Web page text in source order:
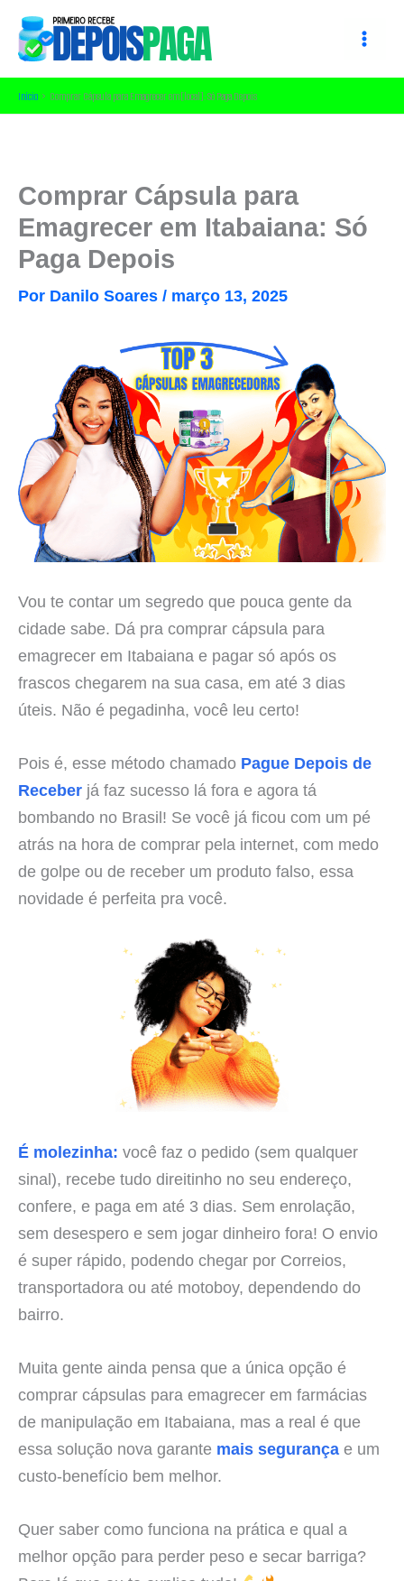
para
conteúdo
Início Comprar Cápsula para Emagrecer em [local]: Só Paga Depois
Comprar Cápsula para
Emagrecer em Itabaiana: Só
Paga Depois
Por Danilo Soares / março 13, 2025
Vou te contar um segredo que pouca gente da
cidade sabe. Dá pra comprar cápsula para
emagrecer em Itabaiana e pagar só após os
frascos chegarem na sua casa, em até 3 dias
úteis. Não é pegadinha, você leu certo!
Pois é, esse método chamado Pague Depois de
Receber já faz sucesso lá fora e agora tá
bombando no Brasil! Se você já ficou com um pé
atrás na hora de comprar pela internet, com medo
de golpe ou de receber um produto falso, essa
novidade é perfeita pra você.
É molezinha: você faz o pedido (sem qualquer
sinal), recebe tudo direitinho no seu endereço,
confere, e paga em até 3 dias. Sem enrolação,
sem desespero e sem jogar dinheiro fora! O envio
é super rápido, podendo chegar por Correios,
transportadora ou até motoboy, dependendo do
bairro.
Muita gente ainda pensa que a única opção é
comprar cápsulas para emagrecer em farmácias
de manipulação em Itabaiana, mas a real é que
essa solução nova garante mais segurança e um
custo-benefício bem melhor.
Quer saber como funciona na prática e qual a
melhor opção para perder peso e secar barriga?